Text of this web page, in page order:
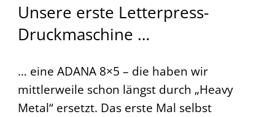
Unsere erste Letterpress-
Druckmaschine …
… eine ADANA 8×5 – die haben wir
mittlerweile schon längst durch „Heavy
Metal“ ersetzt. Das erste Mal selbst